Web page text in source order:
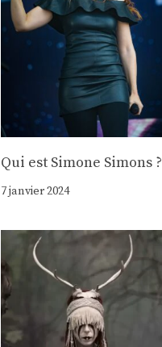
Qui est Simone Simons ?
7 janvier 2024